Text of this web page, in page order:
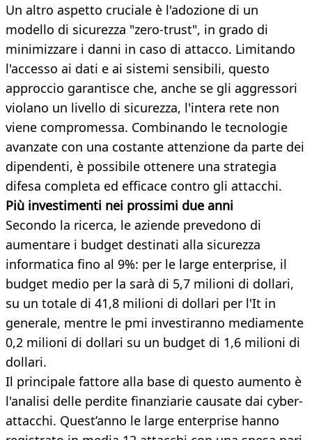
Un altro aspetto cruciale è l'adozione di un
modello di sicurezza "zero-trust", in grado di
minimizzare i danni in caso di attacco. Limitando
l'accesso ai dati e ai sistemi sensibili, questo
approccio garantisce che, anche se gli aggressori
violano un livello di sicurezza, l'intera rete non
viene compromessa. Combinando le tecnologie
avanzate con una costante attenzione da parte dei
dipendenti, è possibile ottenere una strategia
difesa completa ed efficace contro gli attacchi.
Più investimenti nei prossimi due anni
Secondo la ricerca, le aziende prevedono di
aumentare i budget destinati alla sicurezza
informatica fino al 9%: per le large enterprise, il
budget medio per la sarà di 5,7 milioni di dollari,
su un totale di 41,8 milioni di dollari per l'It in
generale, mentre le pmi investiranno mediamente
0,2 milioni di dollari su un budget di 1,6 milioni di
dollari.
Il principale fattore alla base di questo aumento è
l'analisi delle perdite finanziarie causate dai cyber-
attacchi. Quest’anno le large enterprise hanno